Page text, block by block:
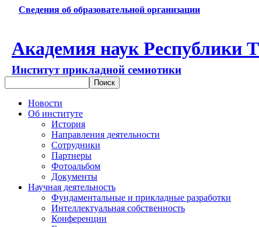
Сведения об образовательной организации
Академия наук Республики
Институт прикладной семиотики
Новости
Об институте
История
Направления деятельности
Сотрудники
Партнеры
Фотоальбом
Документы
Научная деятельность
Фундаментальные и прикладные разработки
Интеллектуальная собственность
Конференции